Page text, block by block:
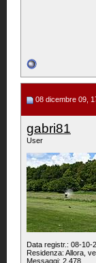
08 dicembre 09,
gabri81
User
Data registr.: 08-10-
Residenza: Allora,
Messaggi: 2.478